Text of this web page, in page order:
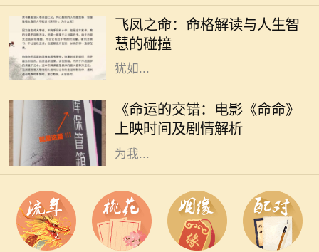
飞凤之命：命格解读与人生智
慧的碰撞
种独特而珍贵的命格。它象征着高
贵、优雅与灵动，常被视为一种幸运
和祝福的象征。命格中蕴含的飞凤，
犹如...
《命运的交错：电影《命命》
上映时间及剧情解析
随着电影市场的蓬勃发展，越来越多
的电影作品吸引了观众的目光。其
中，备受期待的《命命》即将于近日
上映，这部充满悬念与情感的电影将
为我...